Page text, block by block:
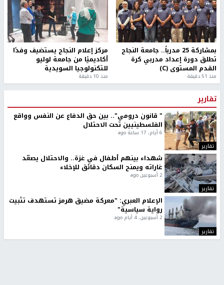
بمشاركة 25 مدرباً.. جامعة النجاح
تطلق دورة إعداد مدربي كرة
القدم المستوى (C)
منذ 51 دقيقة
مركز إعلام النجاح يستضيف وفدًا
أكاديميًا من جامعة لوليو
للتكنولوجيا السويدية
منذ 10 دقيقة
تقارير
تقارير
" قانون درومي".. بين حق الدفاع عن النفس وواقع
الفلسطينيين تحت الاحتلال
6 أيام، 17 ساعة ago
تقارير
شهداء بينهم أطفال في غزة.. والاحتلال يصعّد
غاراته ويمنح السكان دقائق للإخلاء
2 أسبوعين ago
تقارير
الإعلام العبري: "معركة مضيق هرمز تستهدف تثبيت
رواية سياسية"
2 أسبوعين، 4 أيام ago